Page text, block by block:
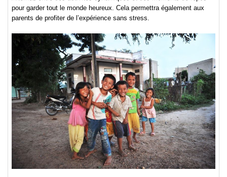
pour garder tout le monde heureux. Cela permettra également aux
parents de profiter de l’expérience sans stress.